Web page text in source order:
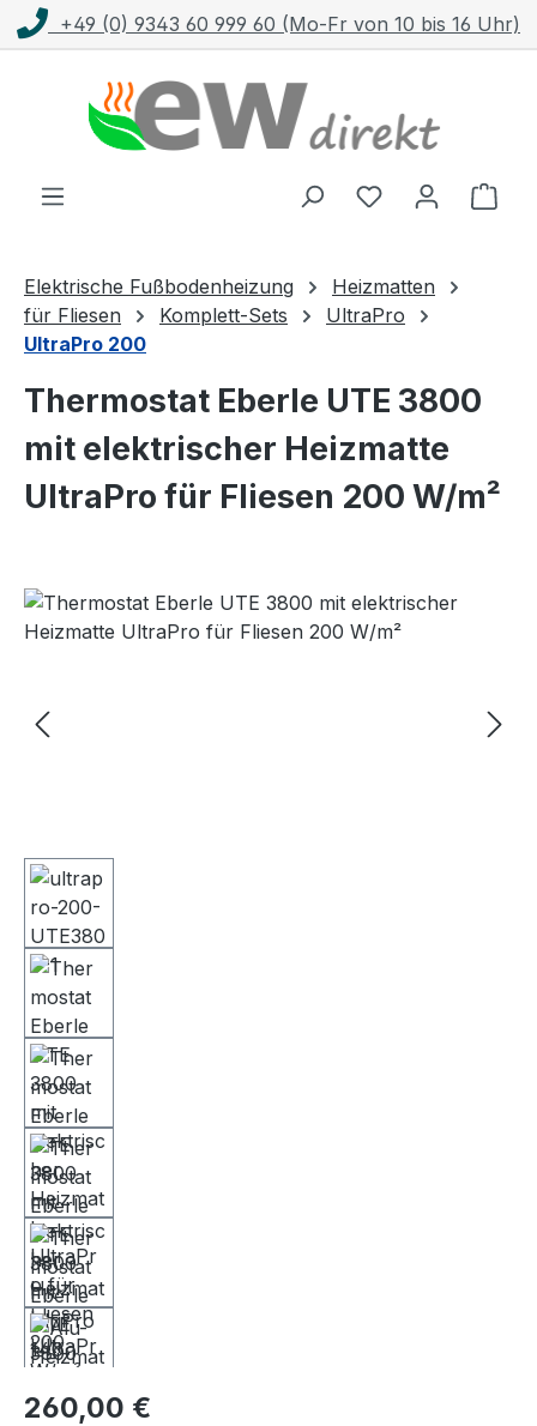
Zum Hauptinhalt springen
+49 (0) 9343 60 999 60 (Mo-Fr von 10 bis 16 Uhr)
Elektrische Fußbodenheizung
Heizmatten
für Fliesen
Komplett-Sets
UltraPro
UltraPro 200
Thermostat Eberle UTE 3800
mit elektrischer Heizmatte
UltraPro für Fliesen 200 W/m²
Bildergalerie überspringen
Regulärer Preis:
260,00 €